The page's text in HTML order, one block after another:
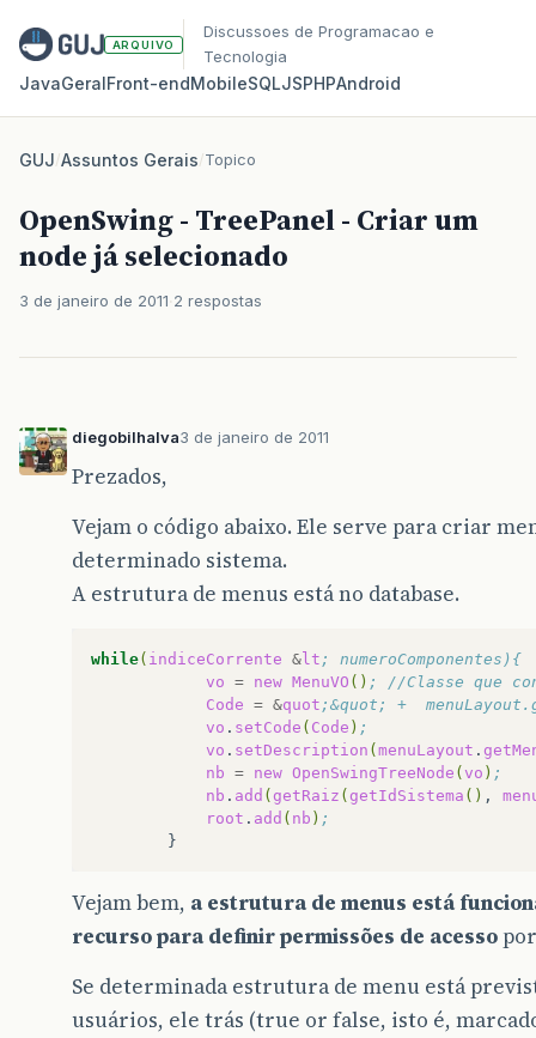
ARQUIVO
Discussoes de Programacao e
Tecnologia
JavaGeralFront‑endMobileSQLJSPHPAndroid
GUJ/Assuntos Gerais/Topico
OpenSwing - TreePanel - Criar um
node já selecionado
3 de janeiro de 2011 2 respostas
diegobilhalva3 de janeiro de 2011
Prezados,
Vejam o código abaixo. Ele serve para criar
determinado sistema.
A estrutura de menus está no database.
while( indiceCorrente & lt ; numeroComponentes){
vo = new MenuVO () ; //Classe que
Code = &quot ;&quot; +
vo . setCode ( Code ) ;
vo . setDescription ( menuLayout .
nb = new OpenSwingTreeNode ( vo ) ;
nb . add ( getRaiz ( getIdSistema () ,
root . add ( nb ) ;
Vejam bem, a estrutura de menus está
recurso para definir permissões de acesso
Se determinada estrutura de menu está
usuários, ele trás (true or false, isto é,